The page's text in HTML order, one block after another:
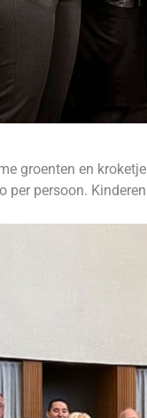
groenten en
per persoon.